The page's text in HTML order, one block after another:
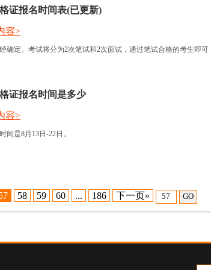
证报名时间表(已更新)
确定。考试将分为2次笔试和2次面试，通过笔试合格的考生即可
容>
证报名时间是多少
间是8月13日-22日。
容>
58 59 60 ... 186 下一页» GO